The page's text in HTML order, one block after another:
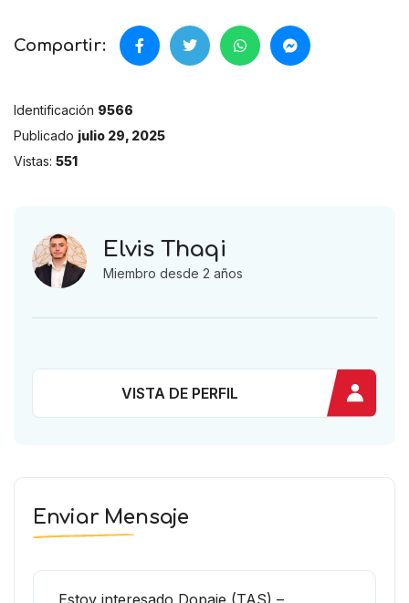
Compartir:
Identificación 9566
Publicado julio 29, 2025
Vistas: 551
Elvis Thaqi
Miembro desde 2 años
VISTA DE PERFIL
Enviar Mensaje